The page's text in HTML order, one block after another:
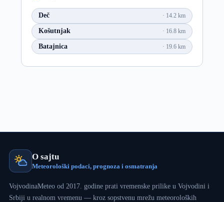
Deč 14.2 km
Košutnjak 16.8 km
Batajnica 19.6 km
O sajtu
Meteorološki podaci, prognoza i osmatranja
VojvodinaMeteo od 2017. godine prati vremenske prilike u Vojvodini i
Srbiji u realnom vremenu — kroz sopstvenu mrežu meteoroloških